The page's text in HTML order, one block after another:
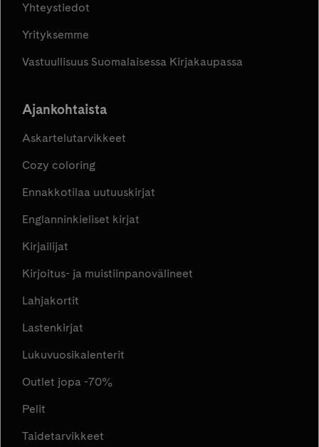
Yhteystiedot
Yrityksemme
Vastuullisuus Suomalaisessa Kirjakaupassa
Ajankohtaista
Askartelutarvikkeet
Cozy coloring
Ennakkotilaa uutuuskirjat
Englanninkieliset kirjat
Kirjailijat
Kirjoitus- ja muistiinpanovälineet
Lahjakortit
Lastenkirjat
Lukuvuosikalenterit
Outlet jopa -70%
Pelit
Taidetarvikkeet